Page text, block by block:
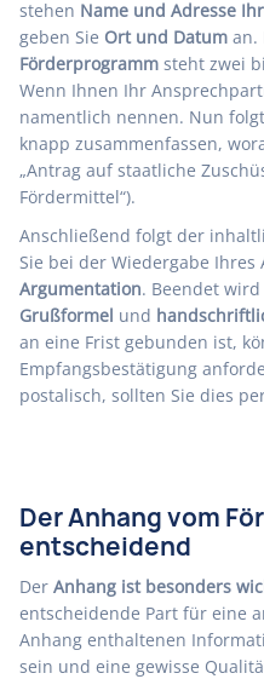
stehen Name und Adresse
geben Sie Ort und Datum an.
Förderprogramm steht zwei
Wenn Ihnen Ihr
namentlich nennen. Nun
knapp zusammenfassen,
„Antrag auf staatliche
Fördermittel“).
Anschließend folgt der
Sie bei der Wiedergabe Ihres
Argumentation. Beendet
Grußformel und
an eine Frist gebunden ist,
Empfangsbestätigung
postalisch, sollten Sie dies
Der Anhang vom
entscheidend
Der Anhang ist besonders
entscheidende Part für eine
Anhang enthaltenen
sein und eine gewisse